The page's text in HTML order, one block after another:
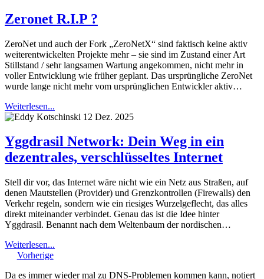
Zeronet R.I.P ?
ZeroNet und auch der Fork „ZeroNetX“ sind faktisch keine aktiv
weiterentwickelten Projekte mehr – sie sind im Zustand einer Art
Stillstand / sehr langsamen Wartung angekommen, nicht mehr in
voller Entwicklung wie früher geplant. Das ursprüngliche ZeroNet
wurde lange nicht mehr vom ursprünglichen Entwickler aktiv…
Weiterlesen...
12 Dez. 2025
Yggdrasil Network: Dein Weg in ein
dezentrales, verschlüsseltes Internet
Stell dir vor, das Internet wäre nicht wie ein Netz aus Straßen, auf
denen Mautstellen (Provider) und Grenzkontrollen (Firewalls) den
Verkehr regeln, sondern wie ein riesiges Wurzelgeflecht, das alles
direkt miteinander verbindet. Genau das ist die Idee hinter
Yggdrasil. Benannt nach dem Weltenbaum der nordischen…
Weiterlesen...
Vorherige
Da es immer wieder mal zu DNS-Problemen kommen kann, notiert